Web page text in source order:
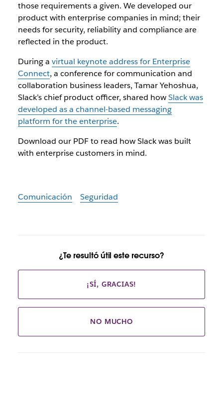
those requirements a given. We developed our
product with enterprise companies in mind; their
needs for security, reliability and compliance are
reflected in the product.
During a virtual keynote address for Enterprise
Connect, a conference for communication and
collaboration business leaders, Tamar Yehoshua,
Slack’s chief product officer, shared howSlack was
developed as a channel-based messaging
platform for the enterprise.
Download our PDF to read how Slack was built
with enterprise customers in mind.
Comunicación Seguridad
¿Te resultó útil este recurso?
¡SÍ, GRACIAS!
NO MUCHO